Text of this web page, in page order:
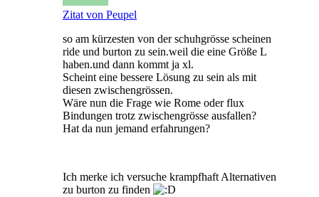
Zitat von Peupel
so am kürzesten von der schuhgrösse scheinen
ride und burton zu sein.weil die eine Größe L
haben.und dann kommt ja xl.
Scheint eine bessere Lösung zu sein als mit
diesen zwischengrössen.
Wäre nun die Frage wie Rome oder flux
Bindungen trotz zwischengrösse ausfallen?
Hat da nun jemand erfahrungen?
Ich merke ich versuche krampfhaft Alternativen
zu burton zu finden